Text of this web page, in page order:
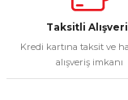
Taksitli
Kredi kartına taksit ve
alışveriş imkanı